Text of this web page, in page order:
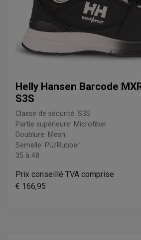
Helly Hansen Barcode
S3S
Classe de sécurité: S3S
Partie supérieure: Microfiber
Doublure: Mesh
Semelle: PU/Rubber
35 à 48
Prix conseillé TVA comprise
€ 166,95